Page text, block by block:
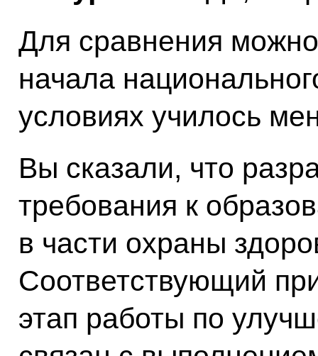
Для сравнения
начала
условиях училось
Вы сказали, что
требования к
в части охраны
Соответствующий
этап работы по